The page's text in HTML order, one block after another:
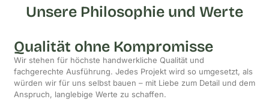
Unsere Philosophie und Werte
Qualität ohne Kompromisse
Wir stehen für höchste handwerkliche Qualität und
fachgerechte Ausführung. Jedes Projekt wird so umgesetzt, als
würden wir für uns selbst bauen – mit Liebe zum Detail und dem
Anspruch, langlebige Werte zu schaffen.